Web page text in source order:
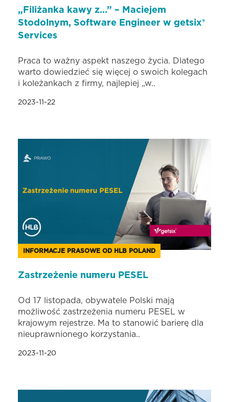
„Filiżanka kawy z…” – Maciejem
Stodolnym, Software Engineer w getsix®
Services
Praca to ważny aspekt naszego życia. Dlatego
warto dowiedzieć się więcej o swoich kolegach
i koleżankach z firmy, najlepiej „w..
2023-11-22
INFORMACJE PRASOWE OD HLB POLAND
Zastrzeżenie numeru PESEL
Od 17 listopada, obywatele Polski mają
możliwość zastrzeżenia numeru PESEL w
krajowym rejestrze. Ma to stanowić barierę dla
nieuprawnionego korzystania..
2023-11-20